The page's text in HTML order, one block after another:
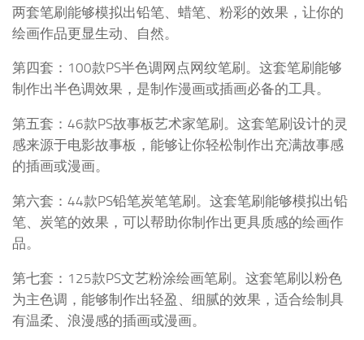
两套笔刷能够模拟出铅笔、蜡笔、粉彩的效果，让你的
绘画作品更显生动、自然。
第四套：100款PS半色调网点网纹笔刷。这套笔刷能够
制作出半色调效果，是制作漫画或插画必备的工具。
第五套：46款PS故事板艺术家笔刷。这套笔刷设计的灵
感来源于电影故事板，能够让你轻松制作出充满故事感
的插画或漫画。
第六套：44款PS铅笔炭笔笔刷。这套笔刷能够模拟出铅
笔、炭笔的效果，可以帮助你制作出更具质感的绘画作
品。
第七套：125款PS文艺粉涂绘画笔刷。这套笔刷以粉色
为主色调，能够制作出轻盈、细腻的效果，适合绘制具
有温柔、浪漫感的插画或漫画。